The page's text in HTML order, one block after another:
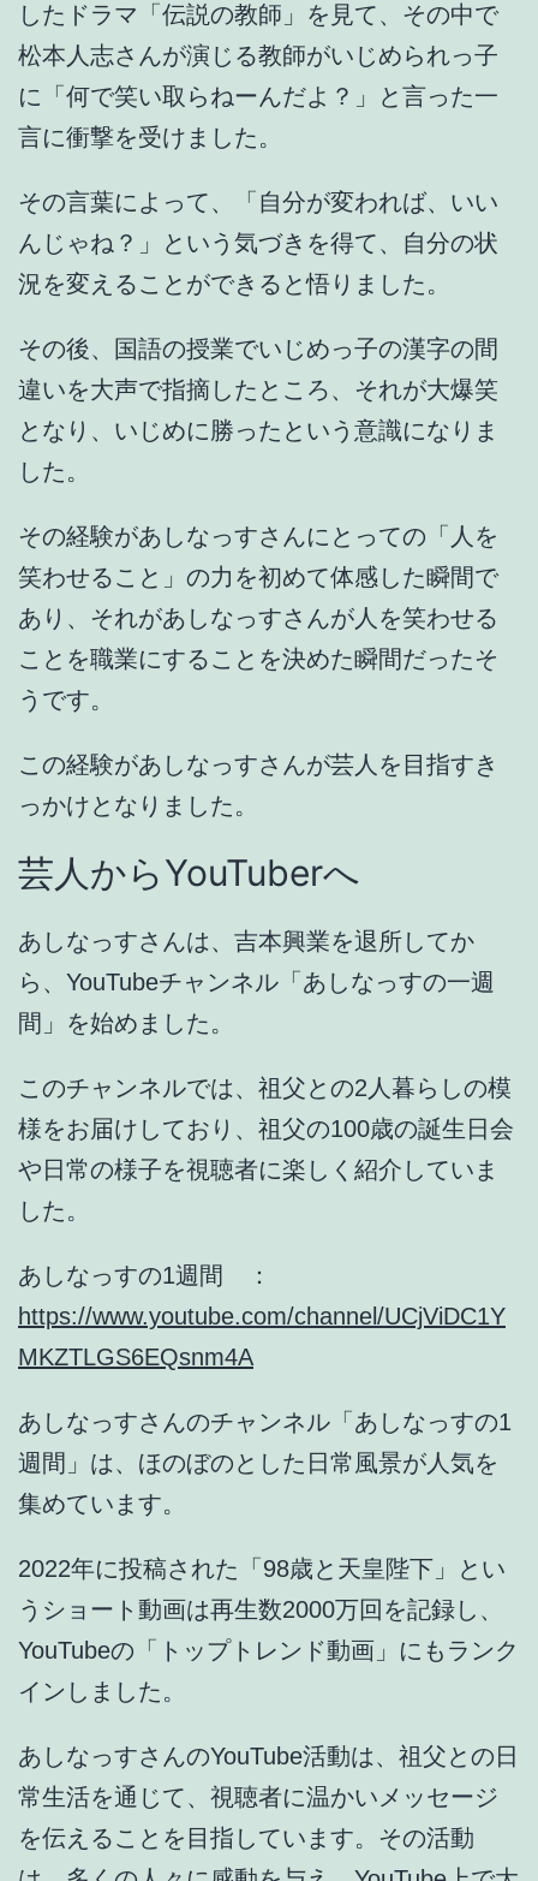
したドラマ「伝説の教師」 を見て、その中で
松本人志さんが演じる教師がいじめられっ子
に「何で笑い取らねーんだよ？」と言った一
言に衝撃を受けました。
その言葉によって、「 自分が変われば、いい
んじゃね？ 」という気づきを得て、自分の状
況を変えることができると悟りました。
その後、国語の授業でいじめっ子の漢字の間
違いを大声で指摘したところ、それが大爆笑
となり、いじめに勝ったという意識になりま
した。
その経験があしなっすさんにとっての「 人を
笑わせること 」の力を初めて体感した瞬間で
あり、それがあしなっすさんが人を笑わせる
ことを職業にすることを決めた瞬間だったそ
うです。
この経験があしなっすさんが芸人を目指すき
っかけとなりました。
芸人からYouTuberへ
あしなっすさんは、 吉本興業を退所してか
ら、YouTubeチャンネル「あしなっすの一週
間」を始めました。
このチャンネルでは、祖父との2人暮らしの模
様をお届けしており、祖父の100歳の誕生日会
や日常の様子を視聴者に楽しく紹介していま
した。
あしなっすの1週間 ：
https://www.youtube.com/channel/UCjViDC1Y
MKZTLGS6EQsnm4A
あしなっすさんのチャンネル「あしなっすの1
週間」は、ほのぼのとした日常風景が人気を
集めています。
2022年に投稿された「98歳と天皇陛下」とい
うショート動画は再生数2000万回を記録し、
YouTubeの「トップトレンド動画」にもランク
イン しました。
あしなっすさんのYouTube活動は、祖父との日
常生活を通じて、 視聴者に温かいメッセージ
を伝えること を目指しています。その活動